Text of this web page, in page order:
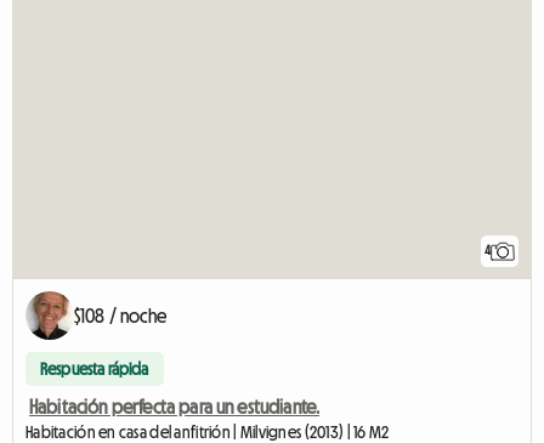
4
$108 / noche
Respuesta rápida
Habitación perfecta para un estudiante.
Habitación en casa del anfitrión | Milvignes (2013) | 16 M2